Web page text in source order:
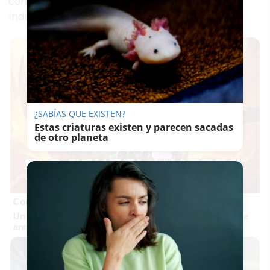
industriales de la comarca.
Un verdadero MMORPG de la vieja escuela ¡Cómo los de
antes, pero mejor!
¿SABÍAS QUE EXISTEN?
Estas criaturas existen y parecen sacadas
de otro planeta